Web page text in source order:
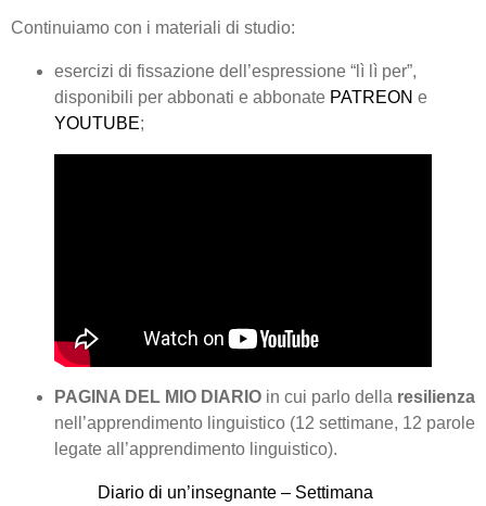
Continuiamo con i materiali di studio:
esercizi di fissazione dell’espressione “lì lì per”,
disponibili per abbonati e abbonate PATREON e
YOUTUBE;
PAGINA DEL MIO DIARIO in cui parlo della resilienza
nell’apprendimento linguistico (12 settimane, 12 parole
legate all’apprendimento linguistico).
Diario di un’insegnante – Settimana